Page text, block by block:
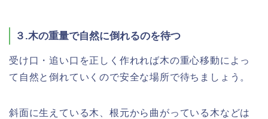
３.木の重量で自然に倒れるのを待つ
受け口・追い口を正しく作れれば木の重心移動によっ
て自然と倒れていくので安全な場所で待ちましょう。
斜面に生えている木、根元から曲がっている木などは